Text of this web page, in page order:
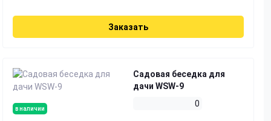
Заказать
в наличии
Садовая беседка для
дачи WSW-9
0